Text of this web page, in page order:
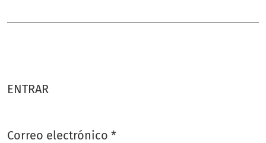
ENTRAR
Correo electrónico *